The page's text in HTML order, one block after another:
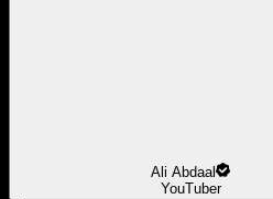
Ali Abdaal
YouTuber